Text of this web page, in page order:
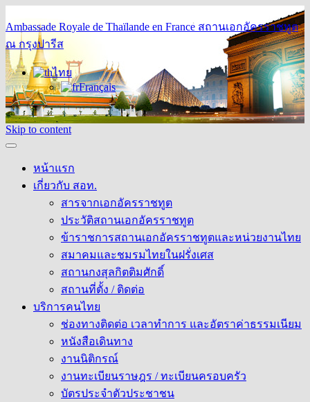
Ambassade Royale de Thaïlande en France สถานเอกอัครราชทูต
ณ กรุงปารีส
ไทย
Français
Skip to content
หน้าแรก
เกี่ยวกับ สอท.
สารจากเอกอัครราชทูต
ประวัติสถานเอกอัครราชทูต
ข้าราชการสถานเอกอัครราชทูตและหน่วยงานไทย
สมาคมและชมรมไทยในฝรั่งเศส
สถานกงสุลกิตติมศักดิ์
สถานที่ตั้ง / ติดต่อ
บริการคนไทย
ช่องทางติดต่อ เวลาทำการ และอัตราค่าธรรมเนียม
หนังสือเดินทาง
งานนิติกรณ์
งานทะเบียนราษฎร / ทะเบียนครอบครัว
บัตรประจำตัวประชาชน